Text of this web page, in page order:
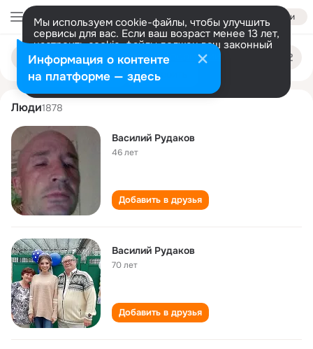
Войти
Мы используем cookie-файлы, чтобы улучшить
сервисы для вас. Если ваш возраст менее 13 лет,
настроить cookie-файлы должен ваш законный
представитель. Больше информации
Разрешить все Настроить
Поиск
людям
vasiliy rudakov
Люди1878
Василий Рудаков
46 лет
Добавить в друзья
Василий Рудаков
70 лет
Добавить в друзья
Информация о контенте
на платформе — здесь